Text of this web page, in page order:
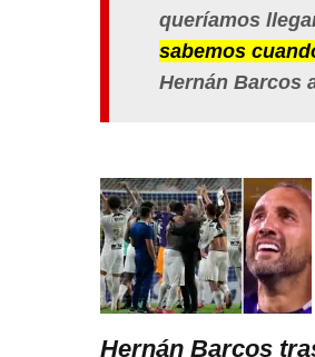
queríamos
sabemos
Hernán Barcos
Hernán Barcos